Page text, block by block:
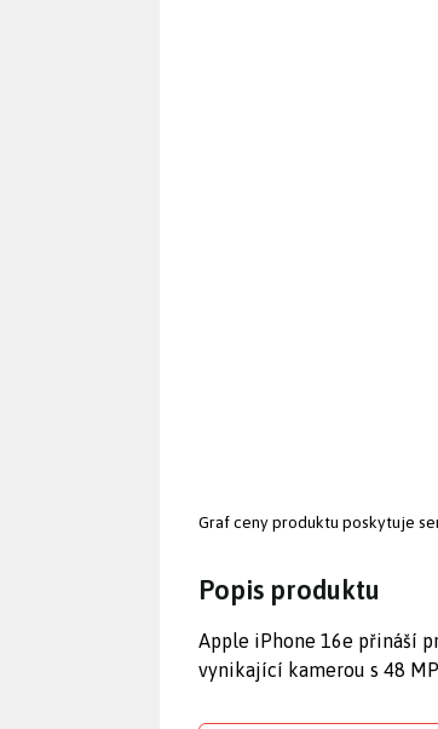
Graf ceny produktu poskytuje
Popis produktu
Apple iPhone 16e přináší
vynikající kamerou s 48